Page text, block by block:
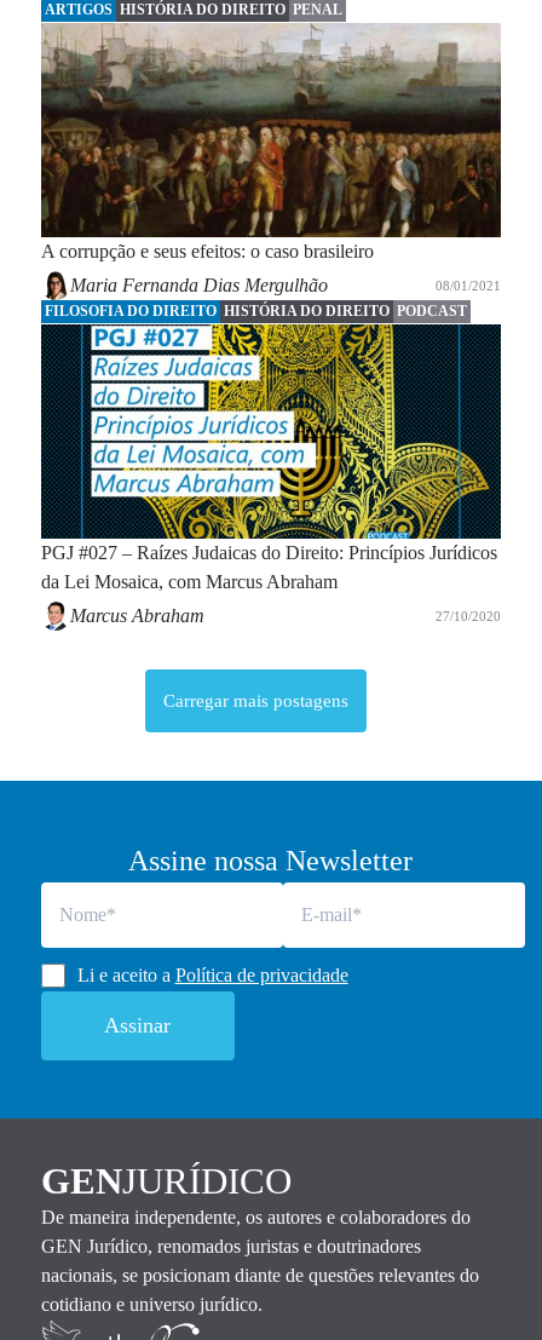
ARTIGOS HISTÓRIA DO DIREITO PENAL
A corrupção e seus efeitos: o caso brasileiro
Maria Fernanda Dias Mergulhão
08/01/2021
FILOSOFIA DO DIREITO HISTÓRIA DO DIREITO PODCAST
PGJ #027 – Raízes Judaicas do Direito: Princípios Jurídicos
da Lei Mosaica, com Marcus Abraham
Marcus Abraham
27/10/2020
Carregar mais postagens
Assine nossa Newsletter
Li e aceito a Política de privacidade
GENJURÍDICO
De maneira independente, os autores e colaboradores do
GEN Jurídico, renomados juristas e doutrinadores
nacionais, se posicionam diante de questões relevantes do
cotidiano e universo jurídico.